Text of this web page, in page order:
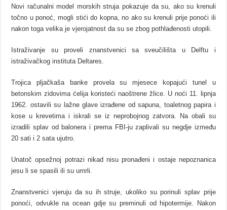
Novi računalni model morskih struja pokazuje da su, ako su krenuli
točno u ponoć, mogli stići do kopna, no ako su krenuli prije ponoći ili
nakon toga velika je vjerojatnost da su se zbog pothlađenosti utopili.
Istraživanje su proveli znanstvenici sa sveučilišta u Delftu i
istraživačkog instituta Deltares.
Trojica pljačkaša banke provela su mjesece kopajući tunel u
betonskim zidovima ćelija koristeći naoštrene žlice. U noći 11. lipnja
1962. ostavili su lažne glave izrađene od sapuna, toaletnog papira i
kose u krevetima i iskrali se iz neprobojnog zatvora. Na obali su
izradili splav od balonera i prema FBI-ju zaplivali su negdje između
20 sati i 2 sata ujutro.
Unatoč opsežnoj potrazi nikad nisu pronađeni i ostaje nepoznanica
jesu li se spasili ili su umrli.
Znanstvenici vjeruju da su ih struje, ukoliko su porinuli splav prije
ponoći, odvukle na ocean gdje su preminuli od hipotermije. Nakon